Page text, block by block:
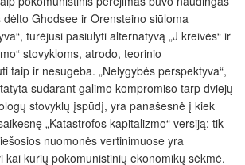
Ghodsee ir Orensteino siūloma
turėjusi pasiūlyti alternatyvą „J kreivės“ ir
stovykloms, atrodo, teorinio
taip ir nesugeba. „Nelygybės perspektyva“,
sudarant galimo kompromiso tarp dviejų
stovyklų įspūdį, yra panašesnė į kiek
„Katast­rofos kapitalizmo“ versiją: tik
nuomonės vertinimuose yra
kai kurių pokomunistinių ekonomikų sėkmė.